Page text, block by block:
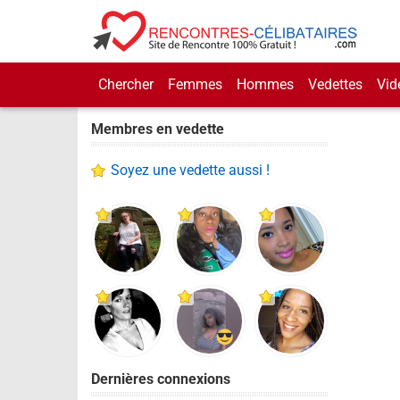
Chercher Femmes Hommes Vedettes
Membres en vedette
Soyez une vedette aussi !
Dernières connexions